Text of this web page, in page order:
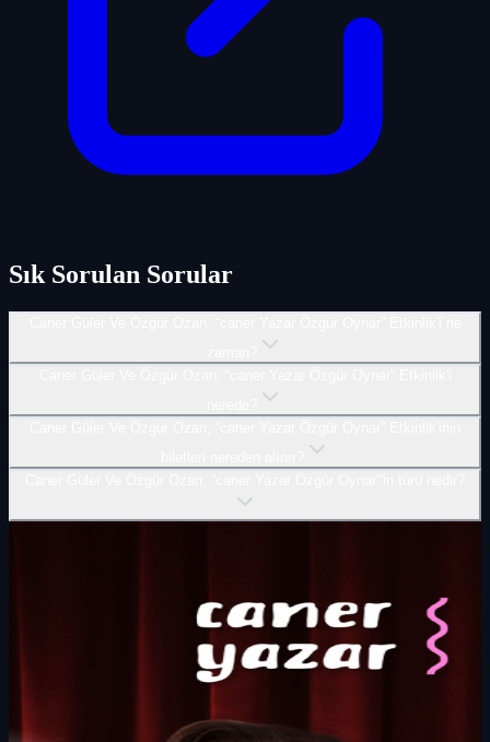
Sık Sorulan Sorular